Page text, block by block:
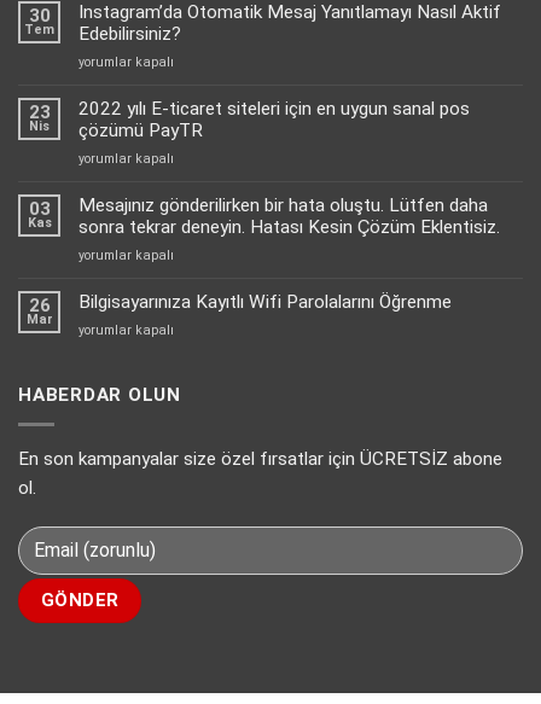
30
Tem
Instagram’da Otomatik Mesaj Yanıtlamayı Nasıl Aktif
Edebilirsiniz?
Instagram’da
Mesaj
Yanıtlamayı
Nasıl
Aktif
için
yorumlar kapalı
23
Nis
2022 yılı E-ticaret siteleri için en uygun sanal pos
çözümü PayTR
2022
E-
için
uygun
için
yorumlar kapalı
03
Kas
Mesajınız gönderilirken bir hata oluştu. Lütfen daha
sonra tekrar deneyin. Hatası Kesin Çözüm Eklentisiz.
Mesajınız
bir
hata
oluştu.
sonra
Hatası
için
yorumlar kapalı
26
Mar
Bilgisayarınıza Kayıtlı Wifi Parolalarını Öğrenme
Bilgisayarınıza
Parolalarını
yorumlar kapalı
HABERDAR OLUN
En son kampanyalar size özel fırsatlar için ÜCRETSİZ abone
ol.